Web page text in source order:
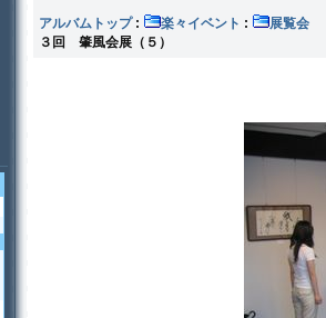
アルバムトップ: 楽々イベント :
３回 肇風会展（５）